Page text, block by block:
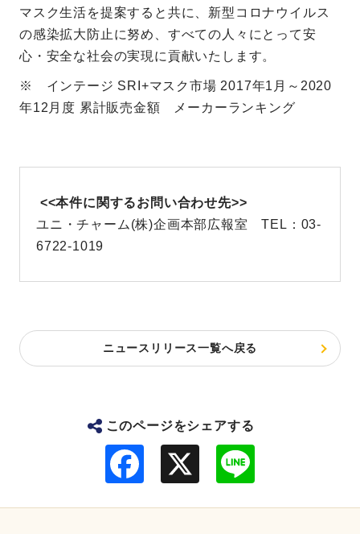
マスク生活を提案すると共に、新型コロナウイルス
の感染拡大防止に努め、すべての人々にとって安
心・安全な社会の実現に貢献いたします。
※ インテージ SRI+マスク市場 2017年1月～2020
年12月度 累計販売金額 メーカーランキング
<<本件に関するお問い合わせ先>>
ユニ・チャーム(株)企画本部広報室 TEL：03-
6722-1019
ニュースリリース一覧へ戻る
このページをシェアする